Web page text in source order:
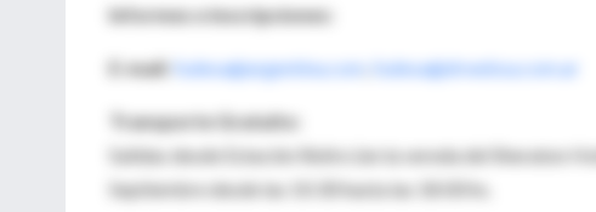
Informes e inscripciones:
E-mail: fudesa@argentina.com fudesa@drwebsa.com.ar
Transporte Gratuito:
Salidas desde Estación Retiro (en la vereda del Sheraton
Septiembre desde las 10:30 hasta las 18:00 hs.